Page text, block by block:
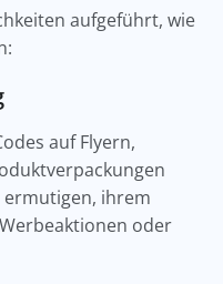
aufgeführt, wie
auf Flyern,
ihrem
oder